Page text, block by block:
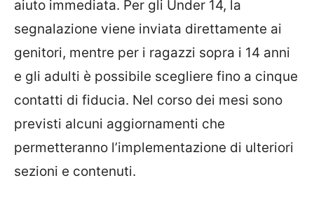
aiuto immediata. Per gli Under 14, la
segnalazione viene inviata direttamente ai
genitori, mentre per i ragazzi sopra i 14 anni
e gli adulti è possibile scegliere fino a cinque
contatti di fiducia. Nel corso dei mesi sono
previsti alcuni aggiornamenti che
permetteranno l’implementazione di ulteriori
sezioni e contenuti.